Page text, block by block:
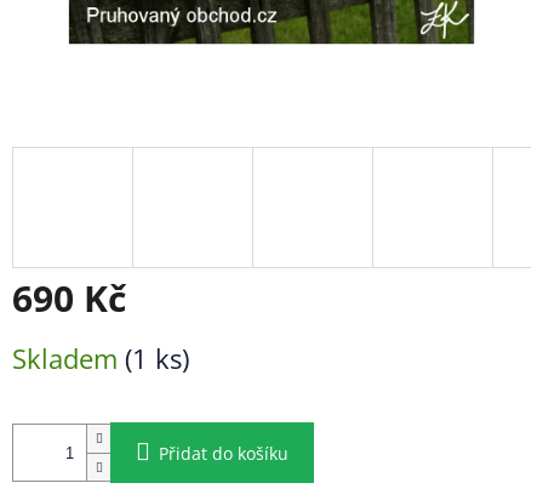
690 Kč
cena:
Skladem (1 ks)
Přidat do košíku